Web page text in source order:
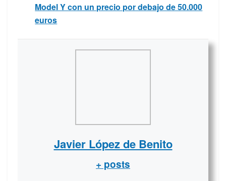
Model Y con un precio por debajo de 50.000
euros
Javier López de Benito
+ posts